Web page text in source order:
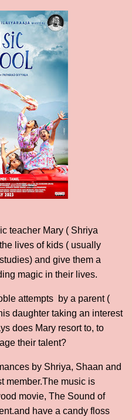
teacher Mary ( Shriya
lives of kids ( usually
and give them a
magic in their lives.
attempts by a parent (
daughter taking an interest
does Mary resort to, to
their talent?
by Shriya, Shaan and
member.The music is
movie, The Sound of
have a candy floss